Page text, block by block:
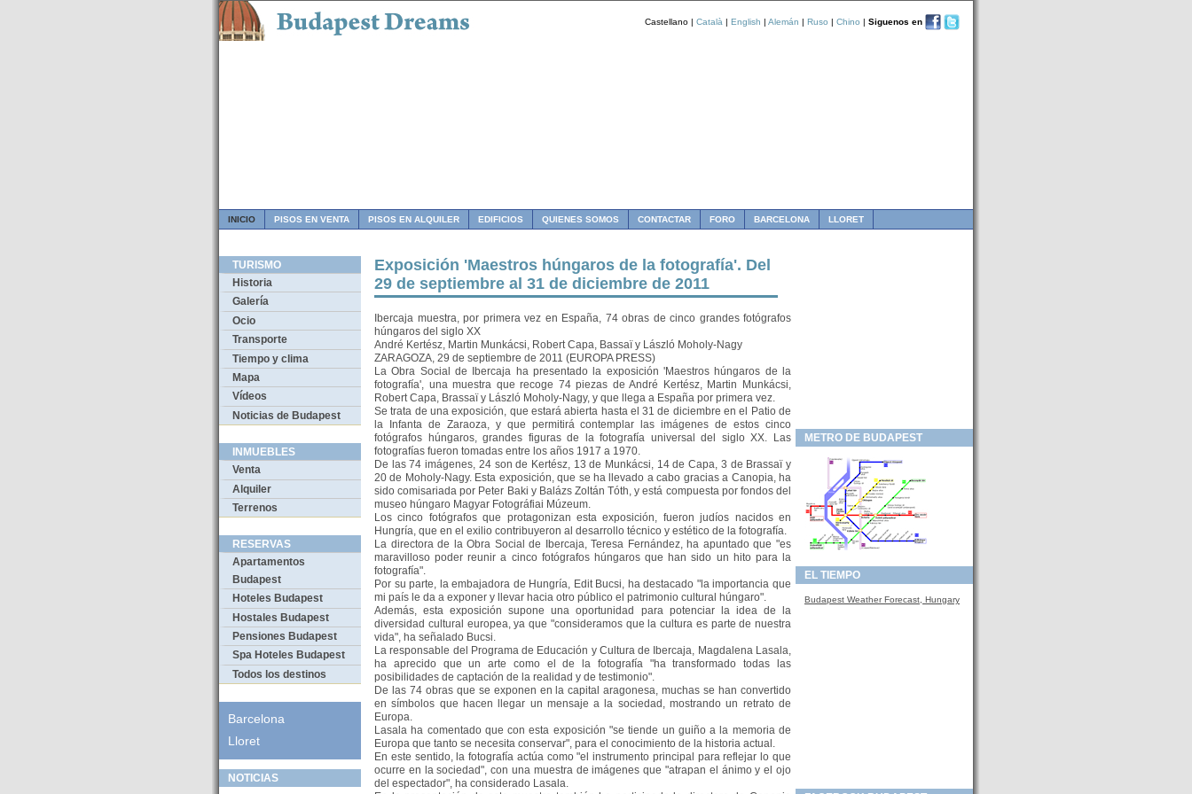
Castellano | Català | English | Alemán | Ruso | Chino | Siguenos en
INICIO PISOS EN VENTA PISOS EN ALQUILER EDIFICIOS QUIENES SOMOS CONTACTAR FORO BARCELONA LLORET
TURISMO
Historia
Galería
Ocio
Transporte
Tiempo y clima
Mapa
Vídeos
Noticias de Budapest
INMUEBLES
Venta
Alquiler
Terrenos
RESERVAS
Apartamentos
Budapest
Hoteles Budapest
Hostales Budapest
Pensiones Budapest
Spa Hoteles Budapest
Todos los destinos
Barcelona
Lloret
NOTICIAS
Exposición 'Maestros húngaros de la fotografía'. Del
29 de septiembre al 31 de diciembre de 2011
Ibercaja muestra, por primera vez en España, 74 obras de cinco grandes fotógrafos
húngaros del siglo XX
André Kertész, Martin Munkácsi, Robert Capa, Bassaï y László Moholy-Nagy
ZARAGOZA, 29 de septiembre de 2011 (EUROPA PRESS)
La Obra Social de Ibercaja ha presentado la exposición 'Maestros húngaros de la
fotografía', una muestra que recoge 74 piezas de André Kertész, Martin Munkácsi,
Robert Capa, Brassaï y László Moholy-Nagy, y que llega a España por primera vez.
Se trata de una exposición, que estará abierta hasta el 31 de diciembre en el Patio de
la Infanta de Zaraoza, y que permitirá contemplar las imágenes de estos cinco
fotógrafos húngaros, grandes figuras de la fotografía universal del siglo XX. Las
fotografías fueron tomadas entre los años 1917 a 1970.
De las 74 imágenes, 24 son de Kertész, 13 de Munkácsi, 14 de Capa, 3 de Brassaï y
20 de Moholy-Nagy. Esta exposición, que se ha llevado a cabo gracias a Canopia, ha
sido comisariada por Peter Baki y Balázs Zoltán Tóth, y está compuesta por fondos del
museo húngaro Magyar Fotográfiai Múzeum.
Los cinco fotógrafos que protagonizan esta exposición, fueron judíos nacidos en
Hungría, que en el exilio contribuyeron al desarrollo técnico y estético de la fotografía.
La directora de la Obra Social de Ibercaja, Teresa Fernández, ha apuntado que "es
maravilloso poder reunir a cinco fotógrafos húngaros que han sido un hito para la
fotografía".
Por su parte, la embajadora de Hungría, Edit Bucsi, ha destacado "la importancia que
mi país le da a exponer y llevar hacia otro público el patrimonio cultural húngaro".
Además, esta exposición supone una oportunidad para potenciar la idea de la
diversidad cultural europea, ya que "consideramos que la cultura es parte de nuestra
vida", ha señalado Bucsi.
La responsable del Programa de Educación y Cultura de Ibercaja, Magdalena Lasala,
ha aprecido que un arte como el de la fotografía "ha transformado todas las
posibilidades de captación de la realidad y de testimonio".
De las 74 obras que se exponen en la capital aragonesa, muchas se han convertido
en símbolos que hacen llegar un mensaje a la sociedad, mostrando un retrato de
Europa.
Lasala ha comentado que con esta exposición "se tiende un guiño a la memoria de
Europa que tanto se necesita conservar", para el conocimiento de la historia actual.
En este sentido, la fotografía actúa como "el instrumento principal para reflejar lo que
ocurre en la sociedad", con una muestra de imágenes que "atrapan el ánimo y el ojo
del espectador", ha considerado Lasala.
METRO DE BUDAPEST
EL TIEMPO
Budapest Weather Forecast, Hungary